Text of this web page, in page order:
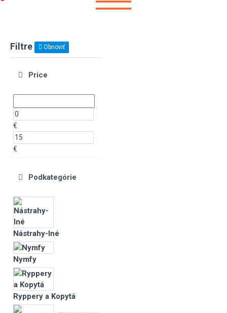
Filtre Obnoviť
Price
€
€
Podkategórie
Nástrahy-Iné
Nymfy
Ryppery a Kopytá